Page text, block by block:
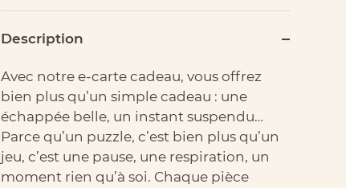
Description
Avec notre e-carte cadeau, vous offrez
bien plus qu’un simple cadeau : une
échappée belle, un instant suspendu…
Parce qu’un puzzle, c’est bien plus qu’un
jeu, c’est une pause, une respiration, un
moment rien qu’à soi. Chaque pièce